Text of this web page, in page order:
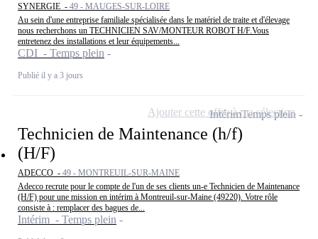
SYNERGIE - 49 - MAUGES-SUR-LOIRE
Au sein d'une entreprise familiale spécialisée dans le matériel de traite et d'élevage
nous recherchons un TECHNICIEN SAV/MONTEUR ROBOT H/F.Vous
entretenez des installations et leur équipements...
CDI - Temps plein
Publié il y a 3 jours
Technicien de Maintenance (h/f)
(H/F)
ADECCO - 49 - MONTREUIL-SUR-MAINE
Adecco recrute pour le compte de l'un de ses clients un-e Technicien de Maintenance
(H/F) pour une mission en intérim à Montreuil-sur-Maine (49220). Votre rôle
consiste à : remplacer des bagues de...
Intérim - Temps plein
IntérimTemps plein
Ajouter cette offre à ma sélection